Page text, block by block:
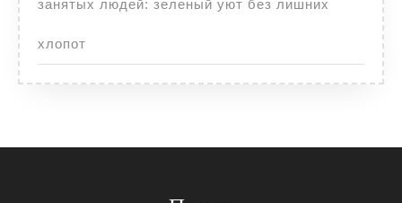
занятых людей: зеленый уют без лишних
хлопот